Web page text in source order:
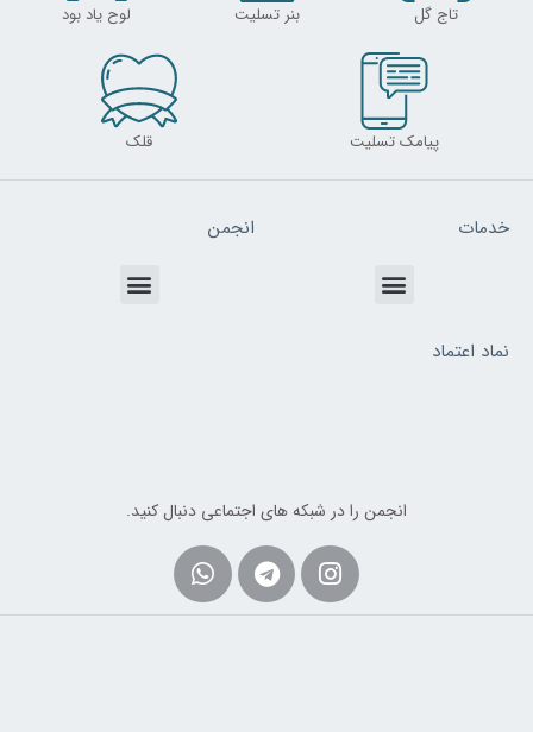
تاج گل بنر تسلیت لوح یاد بود
پیامک تسلیت قلک
خدمات
Menu
انجمن
Menu
نماد اعتماد
انجمن را در شبکه های اجتماعی دنبال کنید.
Instagram
Telegram
Whatsapp